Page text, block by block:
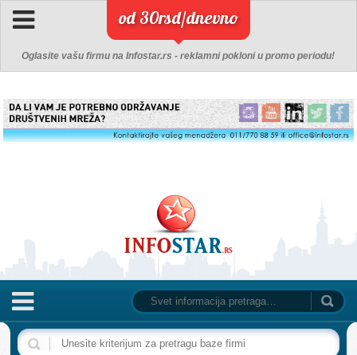
od 30rsd/dnevno
Oglasite vašu firmu na Infostar.rs - reklamni pokloni u promo periodu!
NASLOVNA